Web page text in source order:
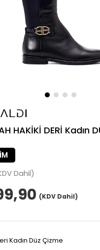
HAKİKİ DERİ Kadın
Dahil)
(KDV Dahil)
Kadın Düz Çizme